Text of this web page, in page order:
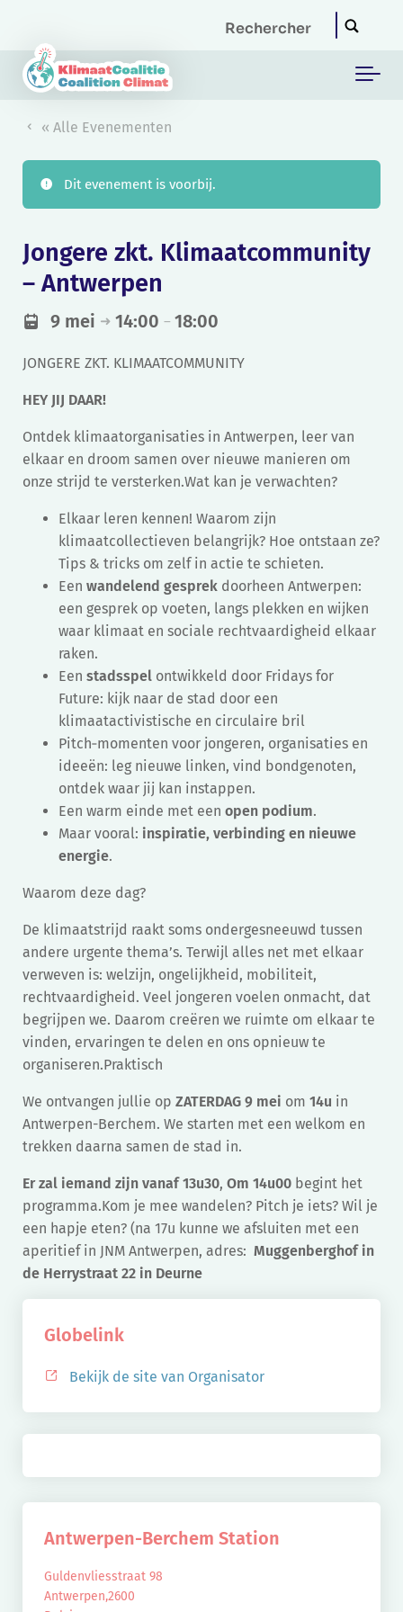
« Alle Evenementen
Dit evenement is voorbij.
Jongere zkt. Klimaatcommunity
– Antwerpen
9 mei ➜ 14:00 – 18:00
JONGERE ZKT. KLIMAATCOMMUNITY
HEY JIJ DAAR!
Ontdek klimaatorganisaties in Antwerpen, leer van
elkaar en droom samen over nieuwe manieren om
onze strijd te versterken.Wat kan je verwachten?
Elkaar leren kennen! Waarom zijn
klimaatcollectieven belangrijk? Hoe ontstaan ze?
Tips & tricks om zelf in actie te schieten.
Een wandelend gesprek doorheen Antwerpen:
een gesprek op voeten, langs plekken en wijken
waar klimaat en sociale rechtvaardigheid elkaar
raken.
Een stadsspel ontwikkeld door Fridays for
Future: kijk naar de stad door een
klimaatactivistische en circulaire bril
Pitch‑momenten voor jongeren, organisaties en
ideeën: leg nieuwe linken, vind bondgenoten,
ontdek waar jij kan instappen.
Een warm einde met een open podium.
Maar vooral: inspiratie, verbinding en nieuwe
energie.
Waarom deze dag?
De klimaatstrijd raakt soms ondergesneeuwd tussen
andere urgente thema’s. Terwijl alles net met elkaar
verweven is: welzijn, ongelijkheid, mobiliteit,
rechtvaardigheid. Veel jongeren voelen onmacht, dat
begrijpen we. Daarom creëren we ruimte om elkaar te
vinden, ervaringen te delen en ons opnieuw te
organiseren.Praktisch
We ontvangen jullie op ZATERDAG 9 mei om 14u in
Antwerpen-Berchem. We starten met een welkom en
trekken daarna samen de stad in.
Er zal iemand zijn vanaf 13u30, Om 14u00 begint het
programma.Kom je mee wandelen? Pitch je iets? Wil je
een hapje eten? (na 17u kunne we afsluiten met een
aperitief in JNM Antwerpen, adres: Muggenberghof in
de Herrystraat 22 in Deurne
Globelink
Bekijk de site van Organisator
Antwerpen-Berchem Station
Guldenvliesstraat 98
Antwerpen,2600